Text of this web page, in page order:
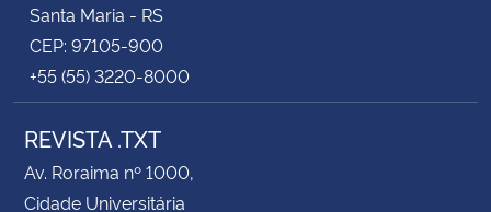
Santa Maria - RS
CEP: 97105-900
+55 (55) 3220-8000
REVISTA .TXT
Av. Roraima nº 1000,
Cidade Universitária